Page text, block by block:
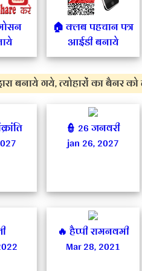
🏠 क्लब पहचान पत्र
आईडी बनाये
बनाये गये, त्योहारों का बैनर
👮‍ 26 जनवरी
jan 26, 2027
🔥 हैप्पी रामनवमी
Mar 28, 2021